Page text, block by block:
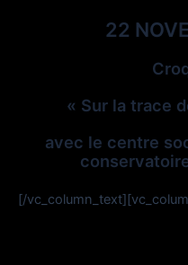
22
« Sur la trace
avec le centre
[/